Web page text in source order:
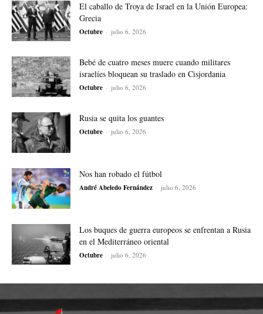
El caballo de Troya de Israel en la Unión Europea:
Grecia
Octubre - julio 6, 2026
Bebé de cuatro meses muere cuando militares
israelíes bloquean su traslado en Cisjordania
Octubre - julio 6, 2026
Rusia se quita los guantes
Octubre - julio 6, 2026
Nos han robado el fútbol
André Abeledo Fernández - julio 6, 2026
Los buques de guerra europeos se enfrentan a Rusia
en el Mediterráneo oriental
Octubre - julio 6, 2026